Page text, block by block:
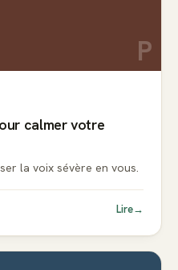
P
calmer votre
la voix sévère en vous.
Lire→